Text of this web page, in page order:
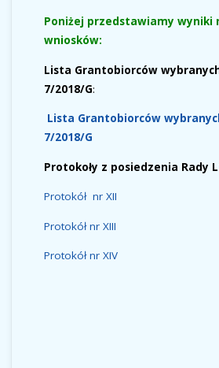
Poniżej przedstawiamy wyniki
wniosków:
Lista Grantobiorców
7/2018/G:
Lista Grantobiorców
7/2018/G
Protokoły z posiedzenia Rady
Protokół nr XII
Protokół nr XIII
Protokół nr XIV